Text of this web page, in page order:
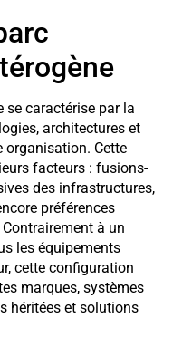
se caractérise par la
architectures et
organisation. Cette
facteurs : fusions-
des infrastructures,
préférences
à un
les équipements
cette configuration
marques, systèmes
héritées et solutions